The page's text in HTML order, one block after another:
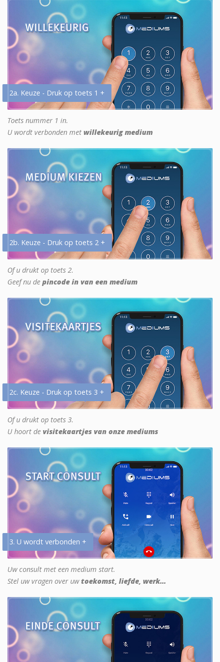
2a. Keuze - Druk op toets 1 +
Toets nummer 1 in.
U wordt verbonden met willekeurig medium
2b. Keuze - Druk op toets 2 +
Of u drukt op toets 2.
Geef nu de pincode in van een medium
2c. Keuze - Druk op toets 3 +
Of u drukt op toets 3.
U hoort de visitekaartjes van onze mediums
3. U wordt verbonden +
Uw consult met een medium start.
Stel uw vragen over uwtoekomst, liefde, werk...